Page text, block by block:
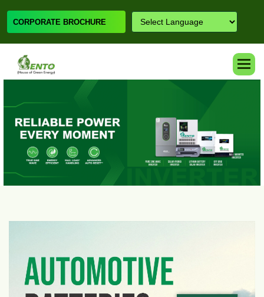
CORPORATE BROCHURE